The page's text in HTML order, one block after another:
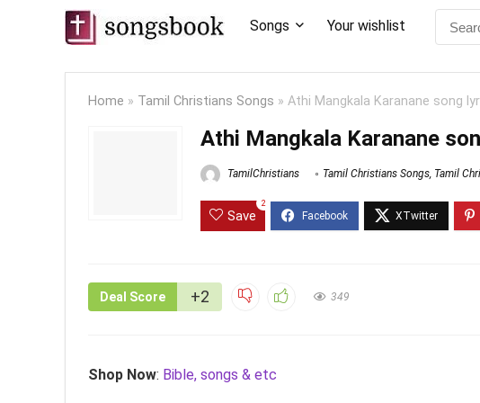
Songs Your wishlist
Home » Tamil Christians Songs » Athi Mangkala Karanane song
Athi Mangkala Karanane
TamilChristians Tamil Christians Songs, Tamil
Save
2
Deal Score +2 349
Shop Now: Bible, songs & etc